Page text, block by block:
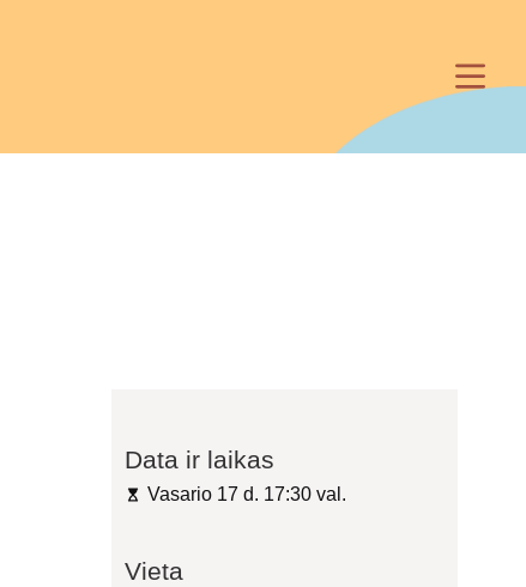
Data ir laikas
Vasario 17 d. 17:30 val.
Vieta